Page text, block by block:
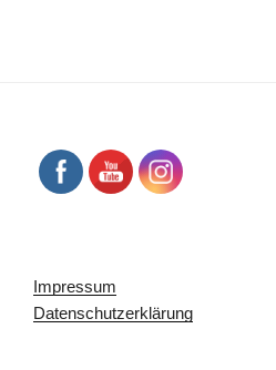
Impressum
Datenschutzerklärung